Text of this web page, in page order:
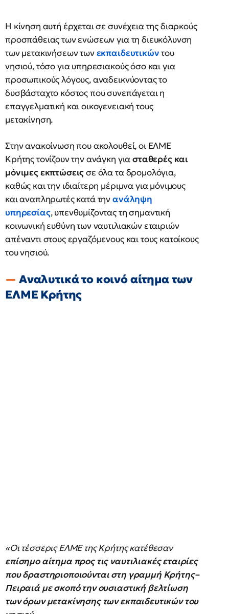
Η κίνηση αυτή έρχεται σε συνέχεια της διαρκούς
προσπάθειας των ενώσεων για τη διευκόλυνση
των μετακινήσεων τωνεκπαιδευτικώντου
νησιού, τόσο για υπηρεσιακούς όσο και για
προσωπικούς λόγους, αναδεικνύοντας το
δυσβάσταχτο κόστος που συνεπάγεται η
επαγγελματική και οικογενειακή τους
μετακίνηση.
Στην ανακοίνωση που ακολουθεί, οι ΕΛΜΕ
Κρήτης τονίζουν την ανάγκη γιασταθερές και
μόνιμες εκπτώσειςσε όλα τα δρομολόγια,
καθώς και την ιδιαίτερη μέριμνα για μόνιμους
και αναπληρωτές κατά τηνανάληψη
υπηρεσίας, υπενθυμίζοντας τη σημαντική
κοινωνική ευθύνη των ναυτιλιακών εταιριών
απέναντι στους εργαζόμενους και τους κατοίκους
του νησιού.
Αναλυτικά το κοινό αίτημα των
ΕΛΜΕ Κρήτης
«Οι τέσσερις ΕΛΜΕ της Κρήτης κατέθεσαν
επίσημο αίτημα προς τις ναυτιλιακές εταιρίες
που δραστηριοποιούνται στη γραμμή Κρήτης–
Πειραιά με σκοπό την ουσιαστική βελτίωση
των όρων μετακίνησης των εκπαιδευτικών του